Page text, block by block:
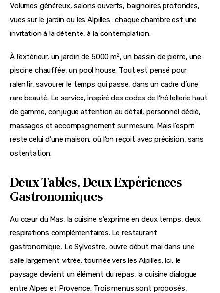
Volumes généreux, salons ouverts, baignoires profondes,
vues sur le jardin ou les Alpilles : chaque chambre est une
invitation à la détente, à la contemplation.
À l’extérieur, un jardin de 5000 m2, un bassin de pierre, une
piscine chauffée, un pool house. Tout est pensé pour
ralentir, savourer le temps qui passe, dans un cadre d’une
rare beauté. Le service, inspiré des codes de l’hôtellerie haut
de gamme, conjugue attention au détail, personnel dédié,
massages et accompagnement sur mesure. Mais l’esprit
reste celui d’une maison, où l’on reçoit avec précision, sans
ostentation.
Deux Tables, Deux Expériences
Gastronomiques
Au cœur du Mas, la cuisine s’exprime en deux temps, deux
respirations complémentaires. Le restaurant
gastronomique, Le Sylvestre, ouvre début mai dans une
salle largement vitrée, tournée vers les Alpilles. Ici, le
paysage devient un élément du repas, la cuisine dialogue
entre Alpes et Provence. Trois menus sont proposés,